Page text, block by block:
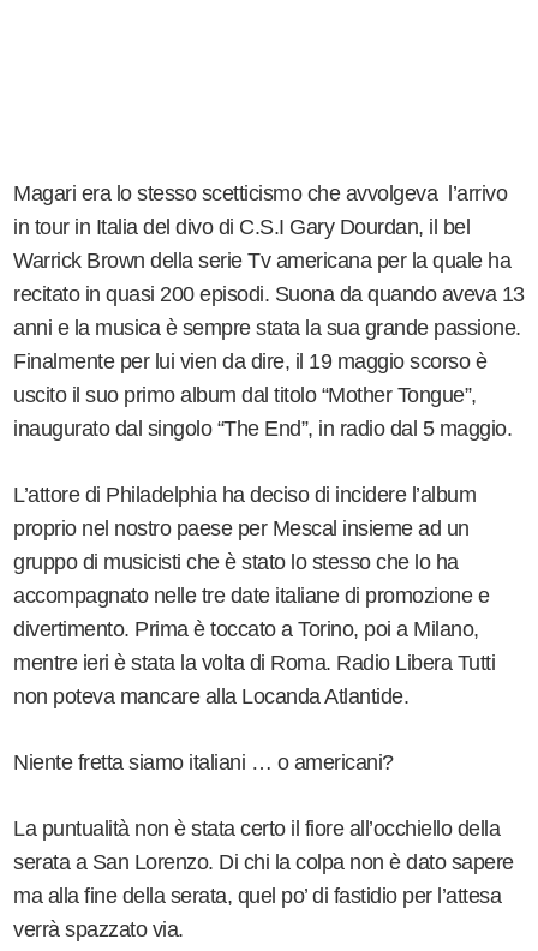
Magari era lo stesso scetticismo che avvolgeva l’arrivo
in tour in Italia del divo di C.S.I Gary Dourdan, il bel
Warrick Brown della serie Tv americana per la quale ha
recitato in quasi 200 episodi. Suona da quando aveva 13
anni e la musica è sempre stata la sua grande passione.
Finalmente per lui vien da dire, il 19 maggio scorso è
uscito il suo primo album dal titolo “Mother Tongue”,
inaugurato dal singolo “The End”, in radio dal 5 maggio.
L’attore di Philadelphia ha deciso di incidere l’album
proprio nel nostro paese per Mescal insieme ad un
gruppo di musicisti che è stato lo stesso che lo ha
accompagnato nelle tre date italiane di promozione e
divertimento. Prima è toccato a Torino, poi a Milano,
mentre ieri è stata la volta di Roma. Radio Libera Tutti
non poteva mancare alla Locanda Atlantide.
Niente fretta siamo italiani … o americani?
La puntualità non è stata certo il fiore all’occhiello della
serata a San Lorenzo. Di chi la colpa non è dato sapere
ma alla fine della serata, quel po’ di fastidio per l’attesa
verrà spazzato via.